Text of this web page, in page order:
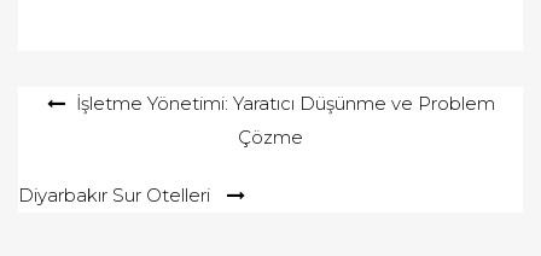
Yazı İşletme Yönetimi: Yaratıcı Düşünme ve Problem
Çözme
Diyarbakır Sur Otelleri